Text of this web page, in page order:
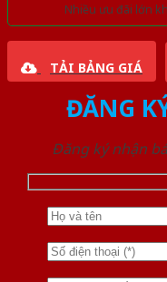
Nhiều ưu đãi lớn
TẢI BẢNG GIÁ
ĐĂNG
Đăng ký nhận